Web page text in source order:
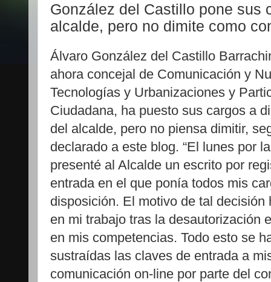
González del Castillo pone sus
alcalde, pero no dimite como
Álvaro González del Castillo
ahora concejal de Comunicación y
Tecnologías y Urbanizaciones y
Ciudadana, ha puesto sus cargos a
del alcalde, pero no piensa dimitir,
declarado a este blog. “El lunes por
presenté al Alcalde un escrito por
entrada en el que ponía todos mis
disposición. El motivo de tal
en mi trabajo tras la desautorización
en mis competencias. Todo esto se
sustraídas las claves de entrada a
comunicación on-line por parte del